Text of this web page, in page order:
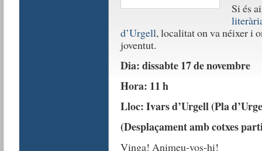
Si és
d’Urgell, localitat on va néixer i
joventut.
Dia: dissabte 17 de novembre
Hora: 11 h
Lloc: Ivars d’Urgell (Pla
(Desplaçament amb cotxes
Vinga! Animeu-vos-hi!